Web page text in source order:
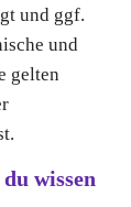
und ggf.
und
gelten
wissen